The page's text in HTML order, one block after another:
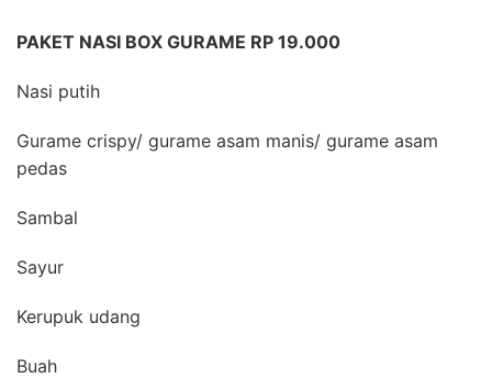
PAKET NASI BOX GURAME RP 19.000
Nasi putih
Gurame crispy/ gurame asam manis/ gurame asam
pedas
Sambal
Sayur
Kerupuk udang
Buah